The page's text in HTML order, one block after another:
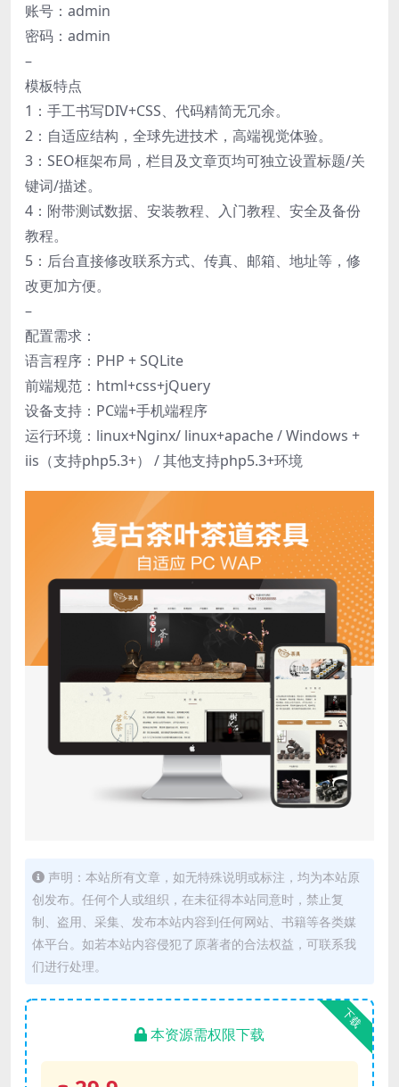
账号：admin
密码：admin
–
模板特点
1：手工书写DIV+CSS、代码精简无冗余。
2：自适应结构，全球先进技术，高端视觉体验。
3：SEO框架布局，栏目及文章页均可独立设置标题/关
键词/描述。
4：附带测试数据、安装教程、入门教程、安全及备份
教程。
5：后台直接修改联系方式、传真、邮箱、地址等，修
改更加方便。
–
配置需求：
语言程序：PHP + SQLite
前端规范：html+css+jQuery
设备支持：PC端+手机端程序
运行环境：linux+Nginx/ linux+apache / Windows +
iis（支持php5.3+） / 其他支持php5.3+环境
声明：本站所有文章，如无特殊说明或标注，均为本站原
创发布。任何个人或组织，在未征得本站同意时，禁止复
制、盗用、采集、发布本站内容到任何网站、书籍等各类媒
体平台。如若本站内容侵犯了原著者的合法权益，可联系我
们进行处理。
下载
本资源需权限下载